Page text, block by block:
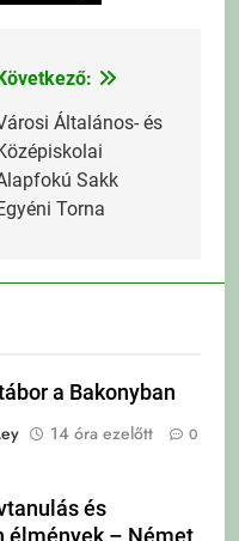
Általános- és
Sakk
Torna
a Bakonyban
14 óra ezelőtt 0
és
élmények – Német